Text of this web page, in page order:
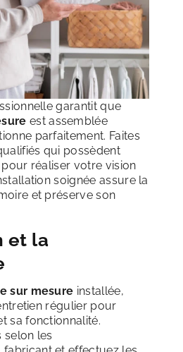
garantit que
est assemblée
parfaitement. Faites
qui possèdent
pour réaliser votre vision
soignée assure la
et préserve son
et la
sur mesure installée,
régulier pour
sa fonctionnalité.
selon les